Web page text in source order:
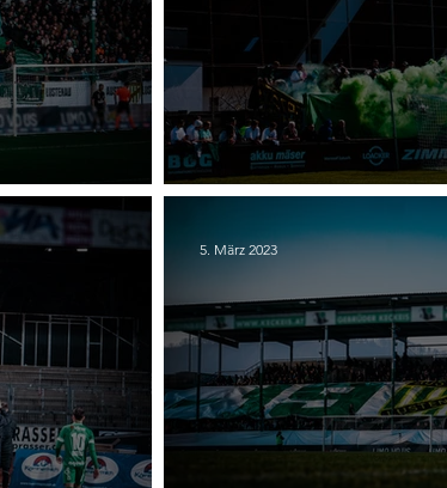
Klagenfurt VFV Cup - FC
5. März 2023